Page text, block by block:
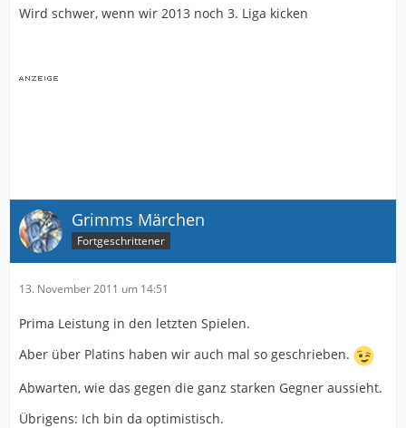
Wird schwer, wenn wir 2013 noch 3. Liga kicken
Grimms Märchen
Fortgeschrittener
13. November 2011 um 14:51
Prima Leistung in den letzten Spielen.
Aber über Platins haben wir auch mal so geschrieben.
Abwarten, wie das gegen die ganz starken Gegner aussieht.
Übrigens: Ich bin da optimistisch.